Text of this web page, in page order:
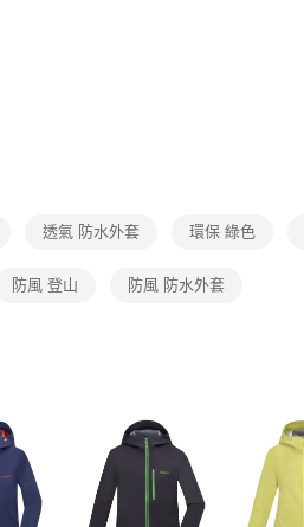
透氣 防水外套 環保 綠色
防風 登山 防風 防水外套